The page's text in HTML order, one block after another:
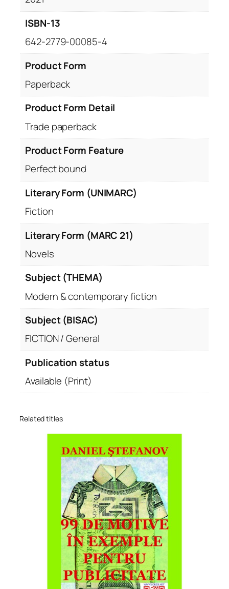
ISBN-13
642-2779-00085-4
Product Form
Paperback
Product Form Detail
Trade paperback
Product Form Feature
Perfect bound
Literary Form (UNIMARC)
Fiction
Literary Form (MARC 21)
Novels
Subject (THEMA)
Modern & contemporary fiction
Subject (BISAC)
FICTION / General
Publication status
Available (Print)
Related titles